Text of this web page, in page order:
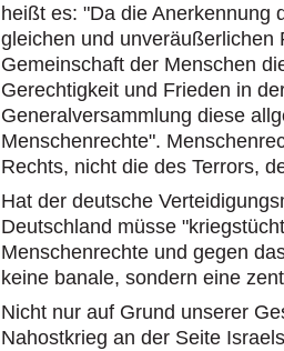
heißt es: "Da die Anerkennung
gleichen und unveräußerlichen
Gemeinschaft der Menschen
Gerechtigkeit und Frieden in
Generalversammlung diese
Menschenrechte".
Rechts, nicht die des Terrors,
Hat der deutsche
Deutschland müsse
Menschenrechte und gegen
keine banale, sondern eine
Nicht nur auf Grund unserer
Nahostkrieg an der Seite